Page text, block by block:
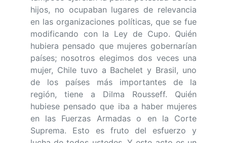
hijos, no ocupaban lugares de relevancia
en las organizaciones políticas, que se fue
modificando con la Ley de Cupo. Quién
hubiera pensado que mujeres gobernarían
países; nosotros elegimos dos veces una
mujer, Chile tuvo a Bachelet y Brasil, uno
de los países más importantes de la
región, tiene a Dilma Rousseff. Quién
hubiese pensado que iba a haber mujeres
en las Fuerzas Armadas o en la Corte
Suprema. Esto es fruto del esfuerzo y